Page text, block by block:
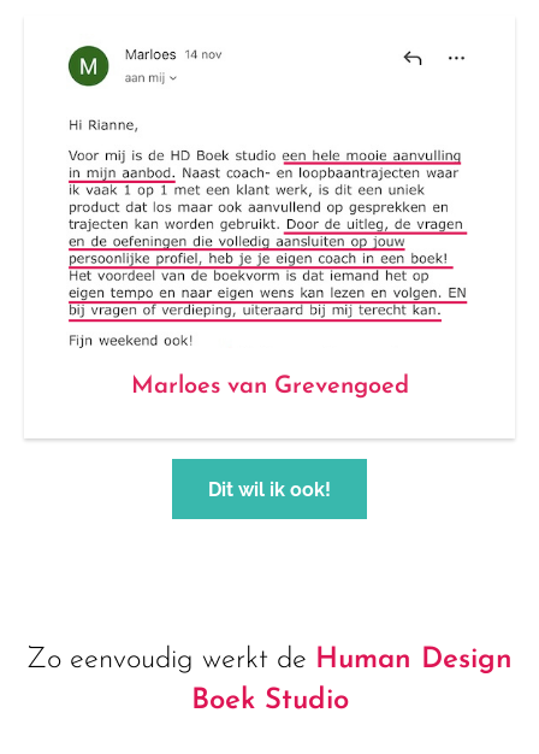
Marloes van Grevengoed
Dit wil ik ook!
Zo eenvoudig werkt de Human Design
Boek Studio